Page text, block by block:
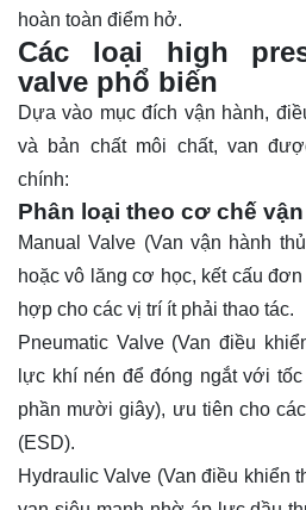
hoàn toàn điểm hở.
Các loại high
valve phổ biến
Dựa vào mục đích vận hành,
và bản chất môi chất, van
chính:
Phân loại theo cơ chế
Manual Valve (Van vận hành
hoặc vô lăng cơ học, kết cấu
hợp cho các vị trí ít phải thao tác.
Pneumatic Valve (Van điều
lực khí nén để đóng ngắt với
phần mười giây), ưu tiên cho
(ESD).
Hydraulic Valve (Van điều khiển